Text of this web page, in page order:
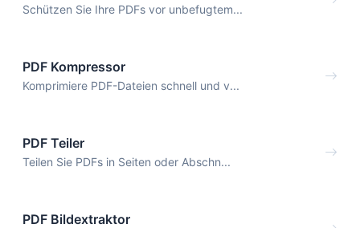
Schützen Sie Ihre PDFs vor unbefugtem...
PDF Kompressor
Komprimiere PDF-Dateien schnell und v...
PDF Teiler
Teilen Sie PDFs in Seiten oder Abschn...
PDF Bildextraktor